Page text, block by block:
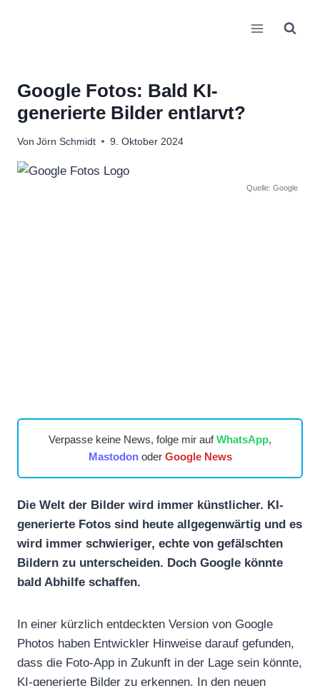
Google Fotos: Bald KI-
generierte Bilder entlarvt?
Von Jörn Schmidt 9. Oktober 2024
Quelle: Google
Verpasse keine News, folge mir aufWhatsApp,
Mastodonoder Google News
Die Welt der Bilder wird immer künstlicher. KI-
generierte Fotos sind heute allgegenwärtig und es
wird immer schwieriger, echte von gefälschten
Bildern zu unterscheiden. Doch Google könnte
bald Abhilfe schaffen.
In einer kürzlich entdeckten Version von Google
Photos haben Entwickler Hinweise darauf gefunden,
dass die Foto-App in Zukunft in der Lage sein könnte,
KI-generierte Bilder zu erkennen. In den neuen